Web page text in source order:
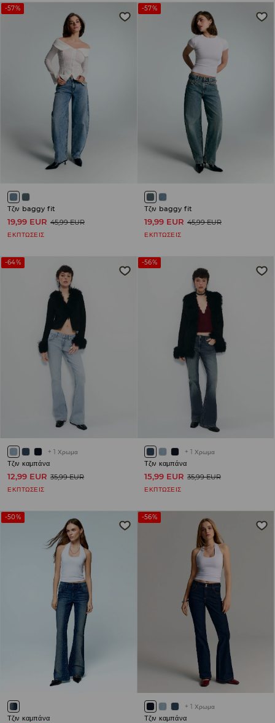
-57%
Τζιν baggy fit
19,99 EUR 45,99 EUR
ΕΚΠΤΩΣΕΙΣ
-57%
Τζιν baggy fit
19,99 EUR 45,99 EUR
ΕΚΠΤΩΣΕΙΣ
-64%
+ 1 Χρωμα
Τζιν καμπάνα
12,99 EUR 35,99 EUR
ΕΚΠΤΩΣΕΙΣ
-56%
+ 1 Χρωμα
Τζιν καμπάνα
15,99 EUR 35,99 EUR
ΕΚΠΤΩΣΕΙΣ
-50%
Τζιν καμπάνα
-56%
+ 1 Χρωμα
Τζιν καμπάνα